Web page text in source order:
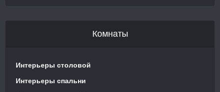
Комнаты
Интерьеры столовой
Интерьеры спальни